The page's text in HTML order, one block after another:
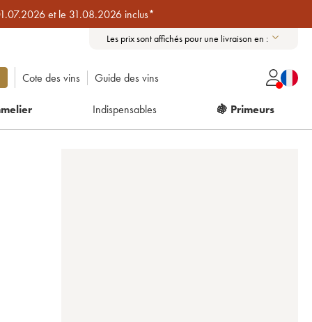
et le 31.08.2026 inclus*
Les prix sont affichés pour une livraison en :
Cote des vins Guide des vins
Indispensables 🍇 Primeurs